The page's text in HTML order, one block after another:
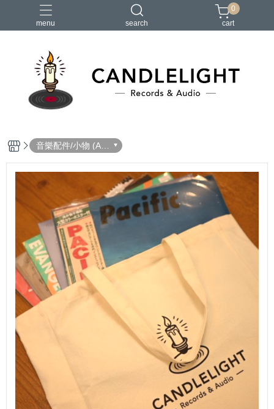
menu search
2026大港開唱 RSD 聖誕節 鏈鋸人蕾潔篇 黑潮好針
0
cart
音樂配件/小物 (Acc
essories)